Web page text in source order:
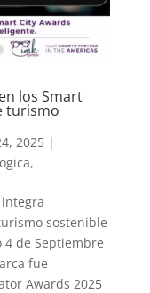
los Smart
turismo
2025|
integra
sostenible
de Septiembre
fue
Awards 2025